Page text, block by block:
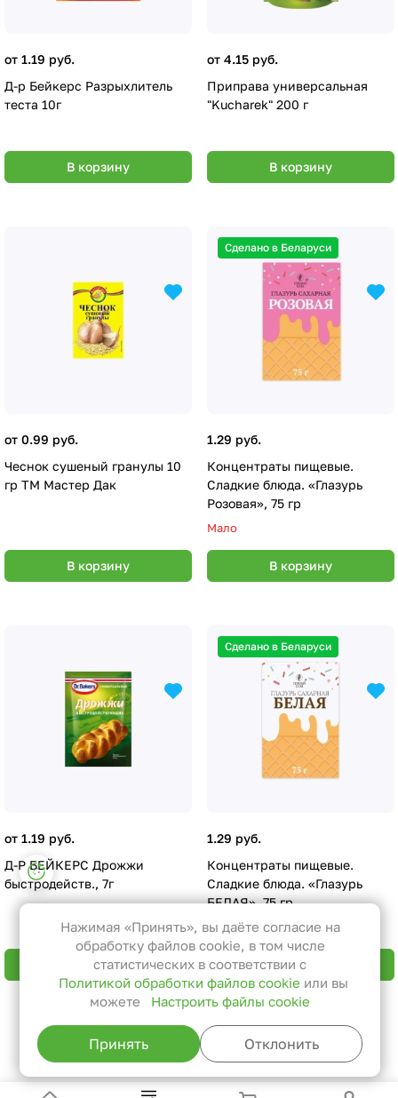
от 1.19 руб.
Д-р Бейкерс Разрыхлитель
теста 10г
В корзину
от 4.15 руб.
Приправа универсальная
"Kucharek" 200 г
В корзину
от 0.99 руб.
Чеснок сушеный гранулы 10
гр ТМ Мастер Дак
В корзину
Сделано в Беларуси
1.29 руб.
Концентраты пищевые.
Сладкие блюда. «Глазурь
Розовая», 75 гр
Мало
В корзину
от 1.19 руб.
Д-Р БЕЙКЕРС Дрожжи
быстродейств., 7г
В корзину
Сделано в Беларуси
1.29 руб.
Концентраты пищевые.
Сладкие блюда. «Глазурь
БЕЛАЯ», 75 гр
Мало
В корзину
Назад к списку
Настройки файлов cookie
Функциональные
Эти файлы необходимы для
функционирования сайта и не
могут быть отключены в наших
системах. Вы можете настроить
браузер так, чтобы он блокировал
их или уведомлял вас об их
использовании, но в таком случае
сайта не будут работать.
Нажимая «Принять», вы даёте согласие на
обработку файлов cookie, в том числе
статистических в соответствии с
Политикой обработки файлов cookie или вы
можете
Настроить файлы cookie
Принять Отклонить